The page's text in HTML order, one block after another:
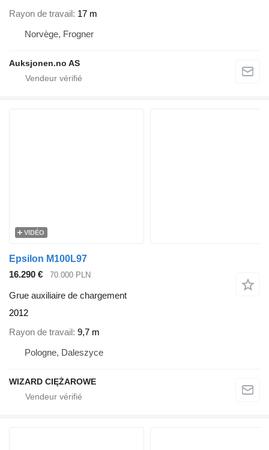
Rayon de travail 17 m
Norvège, Frogner
Auksjonen.no AS
VIDÉO
Epsilon M100L97
16.290 €
70.000 PLN
Grue auxiliaire de chargement
2012
Rayon de travail 9,7 m
Pologne, Daleszyce
WIZARD CIĘŻAROWE